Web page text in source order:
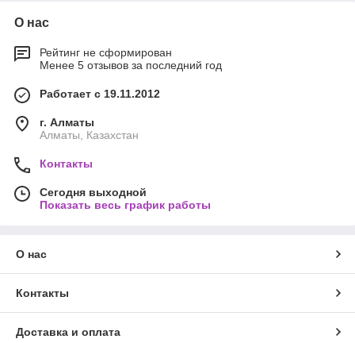
О нас
Рейтинг не сформирован
Менее 5 отзывов за последний год
Работает с 19.11.2012
г. Алматы
Алматы, Казахстан
Контакты
Сегодня выходной
Показать весь график работы
О нас
Контакты
Доставка и оплата